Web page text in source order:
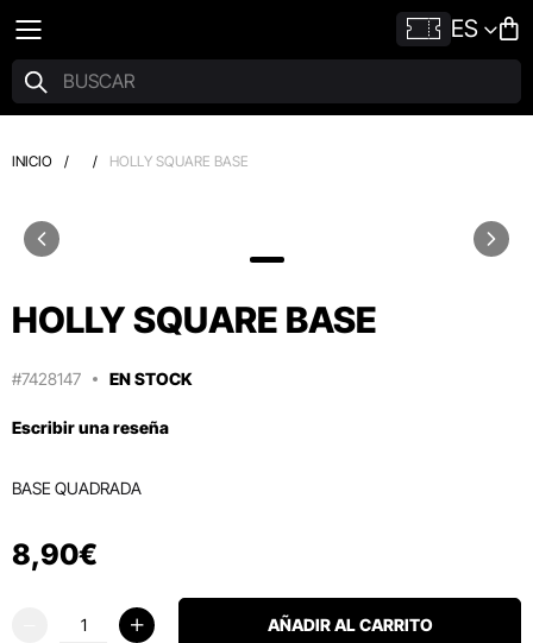
ES
INICIO / / HOLLY SQUARE BASE
HOLLY SQUARE BASE
#7428147 EN STOCK
Escribir una reseña
BASE QUADRADA
8,90€
AÑADIR AL CARRITO